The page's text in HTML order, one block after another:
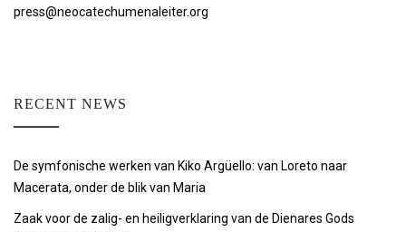
press@neocatechumenaleiter.org
RECENT NEWS
De symfonische werken van Kiko Argüello: van Loreto naar
Macerata, onder de blik van Maria
Zaak voor de zalig- en heiligverklaring van de Dienares Gods